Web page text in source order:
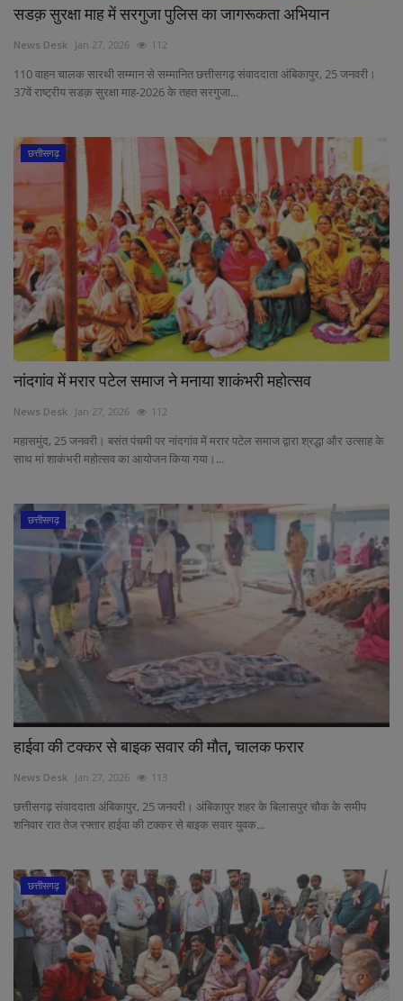
सडक़ सुरक्षा माह में सरगुजा पुलिस का जागरूकता अभियान
News Desk Jan 27, 2026 112
110 वाहन चालक सारथी सम्मान से सम्मानित छत्तीसगढ़ संवाददाता अंबिकापुर, 25 जनवरी।
37वें राष्ट्रीय सडक़ सुरक्षा माह-2026 के तहत सरगुजा...
छत्तीसगढ़
नांदगांव में मरार पटेल समाज ने मनाया शाकंभरी महोत्सव
News Desk Jan 27, 2026 112
महासमुंद, 25 जनवरी। बसंत पंचमी पर नांदगांव में मरार पटेल समाज द्वारा श्रद्धा और उत्साह के
साथ मां शाकंभरी महोत्सव का आयोजन किया गया।...
छत्तीसगढ़
हाईवा की टक्कर से बाइक सवार की मौत, चालक फरार
News Desk Jan 27, 2026 113
छत्तीसगढ़ संवाददाता अंबिकापुर, 25 जनवरी। अंबिकापुर शहर के बिलासपुर चौक के समीप
शनिवार रात तेज रफ्तार हाईवा की टक्कर से बाइक सवार युवक...
छत्तीसगढ़